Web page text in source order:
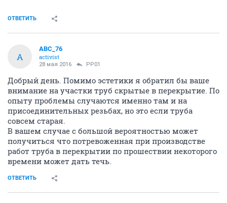
ОТВЕТИТЬ
A
ABC_76
activist
28 мая 2016 PP01
Добрый день. Помимо эстетики я обратил бы ваше
внимание на участки труб скрытые в перекрытие. По
опыту проблемы случаются именно там и на
присоединительных резьбах, но это если труба
совсем старая.
В вашем случае с большой вероятностью может
получиться что потревоженная при производстве
работ труба в перекрытии по прошествии некоторого
времени может дать течь.
ОТВЕТИТЬ